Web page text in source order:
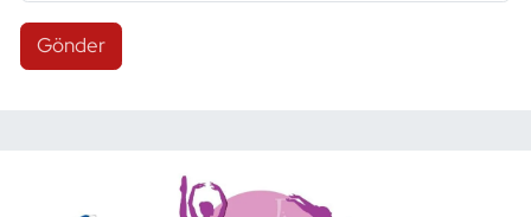
Gönder